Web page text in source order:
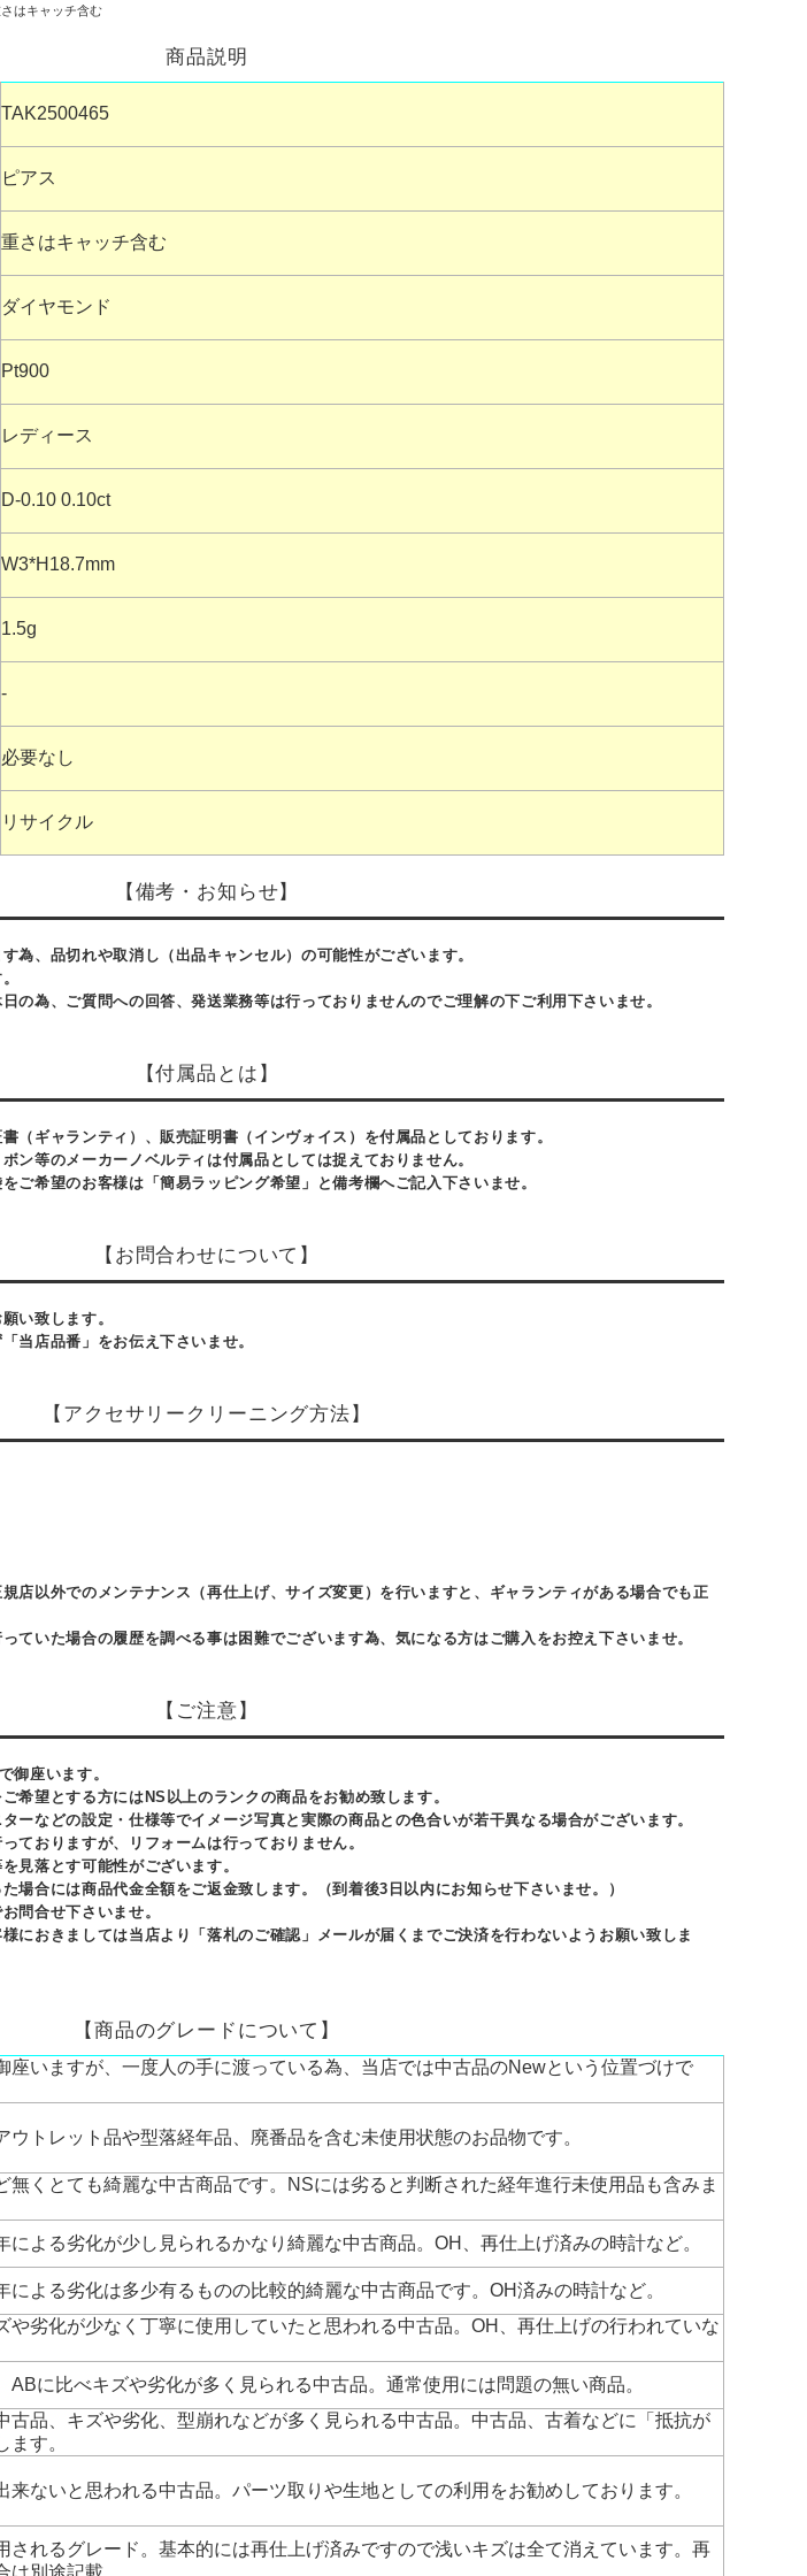
はキャッチ含む
商品説明
TAK2500465
ピアス
重さはキャッチ含む
ダイヤモンド
Pt900
レディース
D-0.10 0.10ct
W3*H18.7mm
1.5g
-
必要なし
リサイクル
【備考・お知らせ】
為、品切れや取消し（出品キャンセル）の可能性がございます。
の為、ご質問への回答、発送業務等は行っておりませんのでご理解の下ご利用下さいませ。
【付属品とは】
（ギャランティ）、販売証明書（インヴォイス）を付属品としております。
ン等のメーカーノベルティは付属品としては捉えておりません。
ご希望のお客様は「簡易ラッピング希望」と備考欄へご記入下さいませ。
【お問合わせについて】
い致します。
当店品番」をお伝え下さいませ。
【アクセサリークリーニング方法】
店以外でのメンテナンス（再仕上げ、サイズ変更）を行いますと、ギャランティがある場合でも正
ていた場合の履歴を調べる事は困難でございます為、気になる方はご購入をお控え下さいませ。
【ご注意】
御座います。
希望とする方にはNS以上のランクの商品をお勧め致します。
ーなどの設定・仕様等でイメージ写真と実際の商品との色合いが若干異なる場合がございます。
ておりますが、リフォームは行っておりません。
見落とす可能性がございます。
場合には商品代金全額をご返金致します。（到着後3日以内にお知らせ下さいませ。）
問合せ下さいませ。
におきましては当店より「落札のご確認」メールが届くまでご決済を行わないようお願い致しま
【商品のグレードについて】
座いますが、一度人の手に渡っている為、当店では中古品のNewという位置づけで
ウトレット品や型落経年品、廃番品を含む未使用状態のお品物です。
無くとても綺麗な中古商品です。NSには劣ると判断された経年進行未使用品も含みま
による劣化が少し見られるかなり綺麗な中古商品。OH、再仕上げ済みの時計など。
による劣化は多少有るものの比較的綺麗な中古商品です。OH済みの時計など。
や劣化が少なく丁寧に使用していたと思われる中古品。OH、再仕上げの行われていな
ABに比べキズや劣化が多く見られる中古品。通常使用には問題の無い商品。
古品、キズや劣化、型崩れなどが多く見られる中古品。中古品、古着などに「抵抗が
す。
来ないと思われる中古品。パーツ取りや生地としての利用をお勧めしております。
されるグレード。基本的には再仕上げ済みですので浅いキズは全て消えています。再